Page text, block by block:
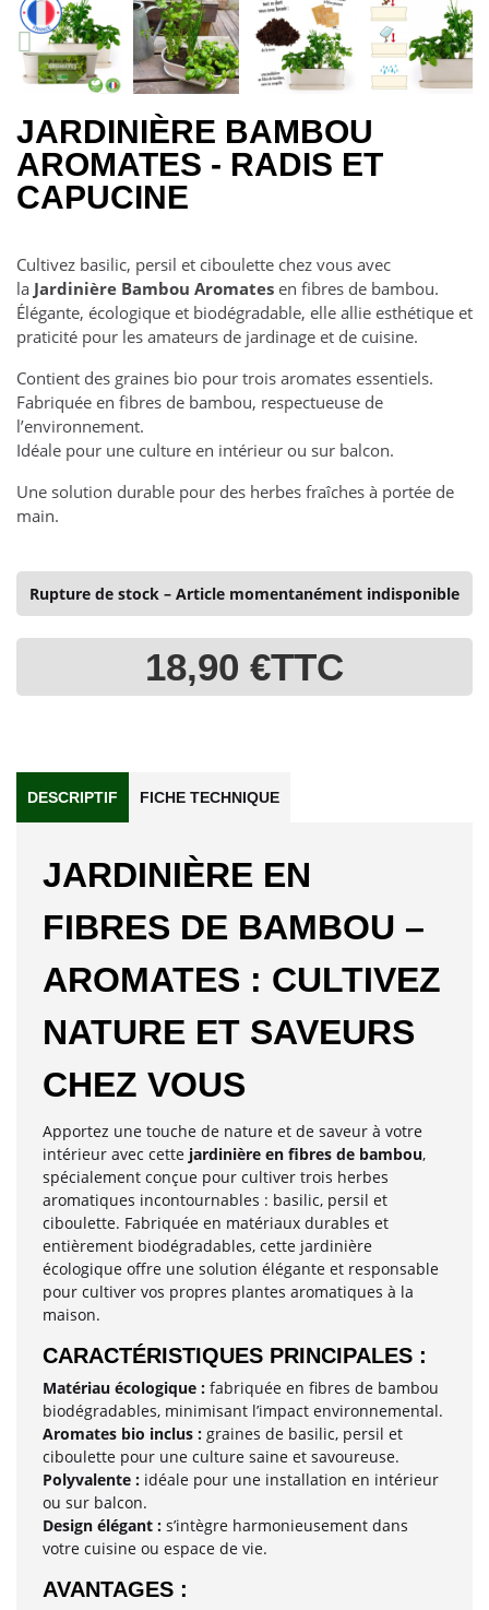
JARDINIÈRE BAMBOU
AROMATES - RADIS ET
CAPUCINE
Cultivez basilic, persil et ciboulette chez vous avec
la Jardinière Bambou Aromates en fibres de bambou.
Élégante, écologique et biodégradable, elle allie esthétique et
praticité pour les amateurs de jardinage et de cuisine.
Contient des graines bio pour trois aromates essentiels.
Fabriquée en fibres de bambou, respectueuse de
l’environnement.
Idéale pour une culture en intérieur ou sur balcon.
Une solution durable pour des herbes fraîches à portée de
main.
Rupture de stock – Article momentanément indisponible
18,90 €TTC
DESCRIPTIF FICHE TECHNIQUE
JARDINIÈRE EN
FIBRES DE BAMBOU –
AROMATES : CULTIVEZ
NATURE ET SAVEURS
CHEZ VOUS
Apportez une touche de nature et de saveur à votre
intérieur avec cette jardinière en fibres de bambou,
spécialement conçue pour cultiver trois herbes
aromatiques incontournables : basilic, persil et
ciboulette. Fabriquée en matériaux durables et
entièrement biodégradables, cette jardinière
écologique offre une solution élégante et responsable
pour cultiver vos propres plantes aromatiques à la
maison.
CARACTÉRISTIQUES PRINCIPALES :
Matériau écologique : fabriquée en fibres de bambou
biodégradables, minimisant l’impact environnemental.
Aromates bio inclus : graines de basilic, persil et
ciboulette pour une culture saine et savoureuse.
Polyvalente : idéale pour une installation en intérieur
ou sur balcon.
Design élégant : s’intègre harmonieusement dans
votre cuisine ou espace de vie.
AVANTAGES :